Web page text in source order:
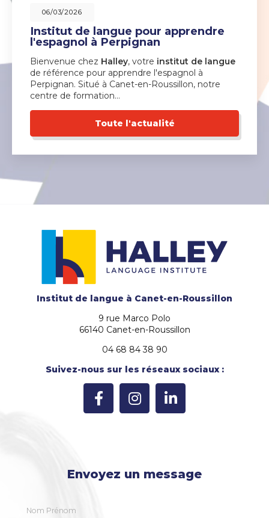
06/03/2026
Institut de langue pour apprendre
l'espagnol à Perpignan
Bienvenue chez Halley, votre institut de langue
de référence pour apprendre l'espagnol à
Perpignan. Situé à Canet-en-Roussillon, notre
centre de formation…
Toute l'actualité
Institut de langue à Canet-en-Roussillon
9 rue Marco Polo
66140 Canet-en-Roussillon
04 68 84 38 90
Suivez-nous sur les réseaux sociaux :
Envoyez un message